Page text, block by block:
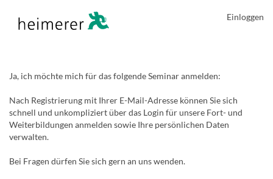
Einloggen
Ja, ich möchte mich für das folgende Seminar anmelden:
Nach Registrierung mit Ihrer E-Mail-Adresse können Sie sich
schnell und unkompliziert über das Login für unsere Fort- und
Weiterbildungen anmelden sowie Ihre persönlichen Daten
verwalten.
Bei Fragen dürfen Sie sich gern an uns wenden.